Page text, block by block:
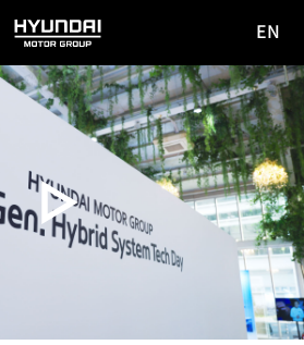
HYUNDAI
MOTOR
GROUP
사이
이동
EN